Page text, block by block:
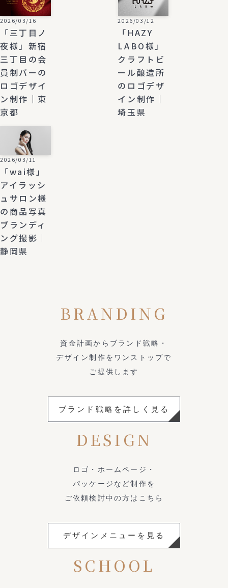
2026/03/16
「三丁目ノ
夜様」新宿
三丁目の会
員制バーの
ロゴデザイ
ン制作｜東
京都
2026/03/12
「HAZY
LABO様」
クラフトビ
ール醸造所
のロゴデザ
イン制作｜
埼玉県
2026/03/11
「wai様」
アイラッシ
ュサロン様
の商品写真
ブランディ
ング撮影｜
静岡県
BRANDING
資金計画からブランド戦略・
デザイン制作をワンストップで
ご提供します
ブランド戦略を詳しく見る
DESIGN
ロゴ・ホームページ・
パッケージなど制作を
ご依頼検討中の方はこちら
デザインメニューを見る
SCHOOL